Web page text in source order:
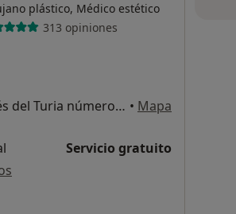
plástico, Médico estético
313 opiniones
Gran Vía del Marqués del Turia número 20, planta 4. puerta 10, Valencia • Mapa
Servicio gratuito